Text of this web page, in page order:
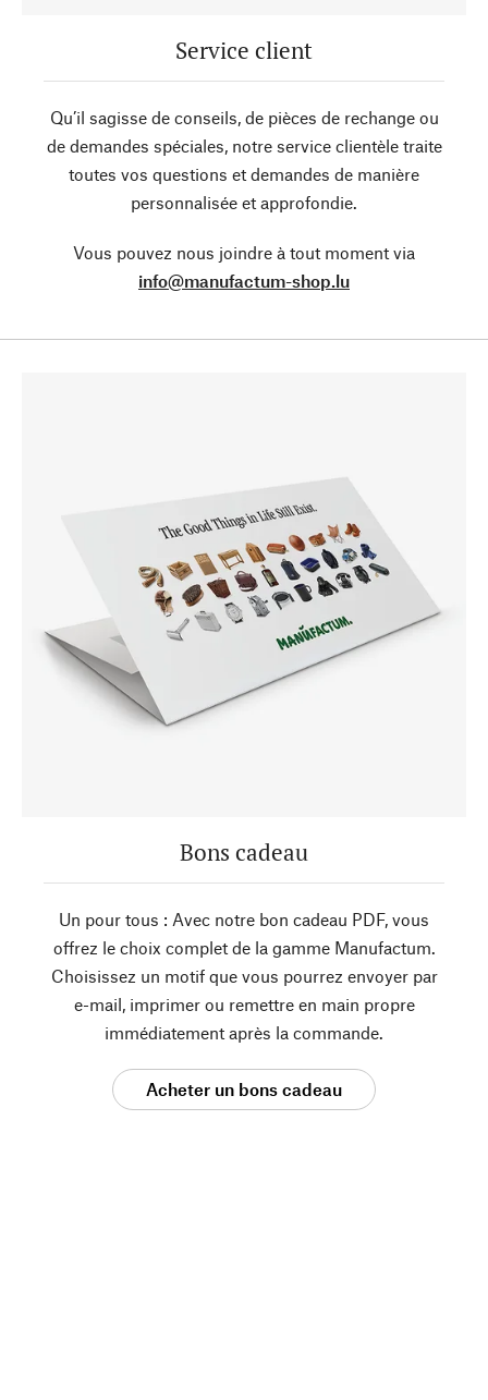
Service client
Qu’il sagisse de conseils, de pièces de rechange ou
de demandes spéciales, notre service clientèle traite
toutes vos questions et demandes de manière
personnalisée et approfondie.
Vous pouvez nous joindre à tout moment via
info@manufactum-shop.lu
Bons cadeau
Un pour tous : Avec notre bon cadeau PDF, vous
offrez le choix complet de la gamme Manufactum.
Choisissez un motif que vous pourrez envoyer par
e-mail, imprimer ou remettre en main propre
immédiatement après la commande.
Acheter un bons cadeau